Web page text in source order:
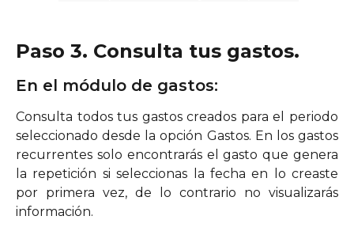
Paso 3. Consulta tus gastos.
En el módulo de gastos:
Consulta todos tus gastos creados para el periodo
seleccionado desde la opción Gastos. En los gastos
recurrentes solo encontrarás el gasto que genera
la repetición si seleccionas la fecha en lo creaste
por primera vez, de lo contrario no visualizarás
información.